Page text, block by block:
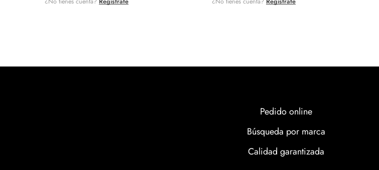
Pedido online
Búsqueda por marca
Calidad garantizada